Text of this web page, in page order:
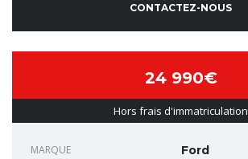
CONTACTEZ-NOUS
24 990€
Hors frais d'immatriculation
MARQUE Ford